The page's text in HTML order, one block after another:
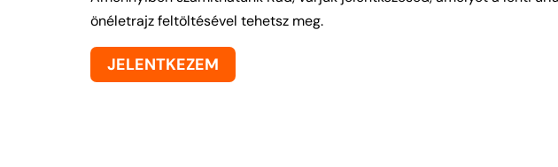
önéletrajz feltöltésével tehetsz meg.
JELENTKEZEM